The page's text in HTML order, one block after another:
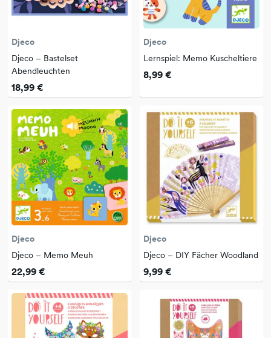
Djeco
Djeco – Bastelset
Abendleuchten
18,99 €
Djeco
Lernspiel: Memo Kuscheltiere
8,99 €
Djeco
Djeco – Memo Meuh
22,99 €
Djeco
Djeco – DIY Fächer Woodland
9,99 €